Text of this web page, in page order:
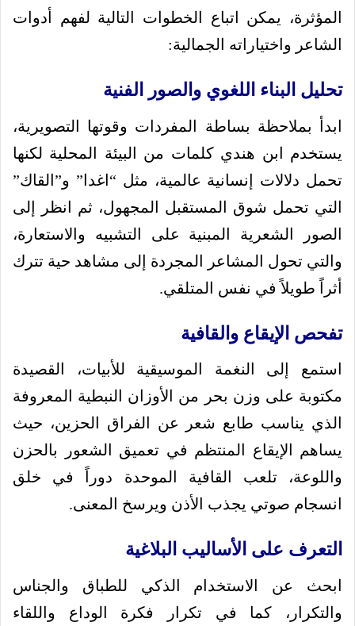
المؤثرة، يمكن اتباع الخطوات التالية لفهم أدوات
الشاعر واختياراته الجمالية:
تحليل البناء اللغوي والصور الفنية
ابدأ بملاحظة بساطة المفردات وقوتها التصويرية،
يستخدم ابن هندي كلمات من البيئة المحلية لكنها
تحمل دلالات إنسانية عالمية، مثل “اغدا” و”القاك”
التي تحمل شوق المستقبل المجهول، ثم انظر إلى
الصور الشعرية المبنية على التشبيه والاستعارة،
والتي تحول المشاعر المجردة إلى مشاهد حية تترك
أثراً طويلاً في نفس المتلقي.
تفحص الإيقاع والقافية
استمع إلى النغمة الموسيقية للأبيات، القصيدة
مكتوبة على وزن بحر من الأوزان النبطية المعروفة
الذي يناسب طابع شعر عن الفراق الحزين، حيث
يساهم الإيقاع المنتظم في تعميق الشعور بالحزن
واللوعة، تلعب القافية الموحدة دوراً في خلق
انسجام صوتي يجذب الأذن ويرسخ المعنى.
التعرف على الأساليب البلاغية
ابحث عن الاستخدام الذكي للطباق والجناس
والتكرار، كما في تكرار فكرة الوداع واللقاء